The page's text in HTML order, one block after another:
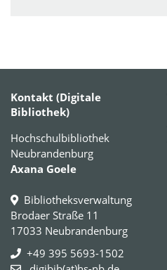
Kontakt (Digitale
Bibliothek)
Hochschulbibliothek
Neubrandenburg
Axana Goele
Bibliotheksverwaltung
Brodaer Straße 11
17033 Neubrandenburg
+49 395 5693-1502